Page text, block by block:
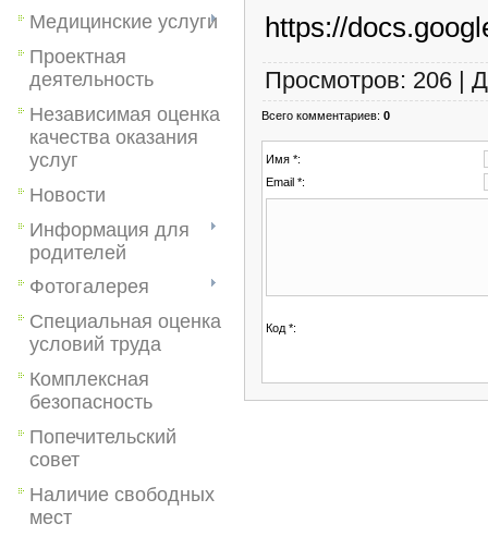
Медицинские услуги
Проектная
деятельность
Независимая оценка
качества оказания
услуг
Новости
Информация для
родителей
Фотогалерея
Специальная оценка
условий труда
Комплексная
безопасность
Попечительский
совет
Наличие свободных
мест
https://
Просмотров: 206 |
Всего комментариев: 0
Имя *:
Email *:
Код *: